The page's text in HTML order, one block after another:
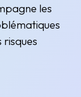
les